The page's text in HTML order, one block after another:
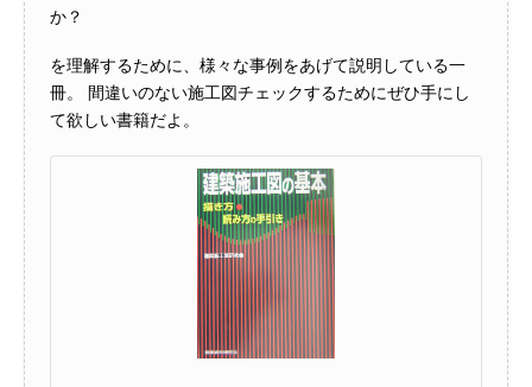
か？
を理解するために、様々な事例をあげて説明している一
冊。
間違いのない施工図チェックするためにぜひ手にし
て欲しい書籍だよ。